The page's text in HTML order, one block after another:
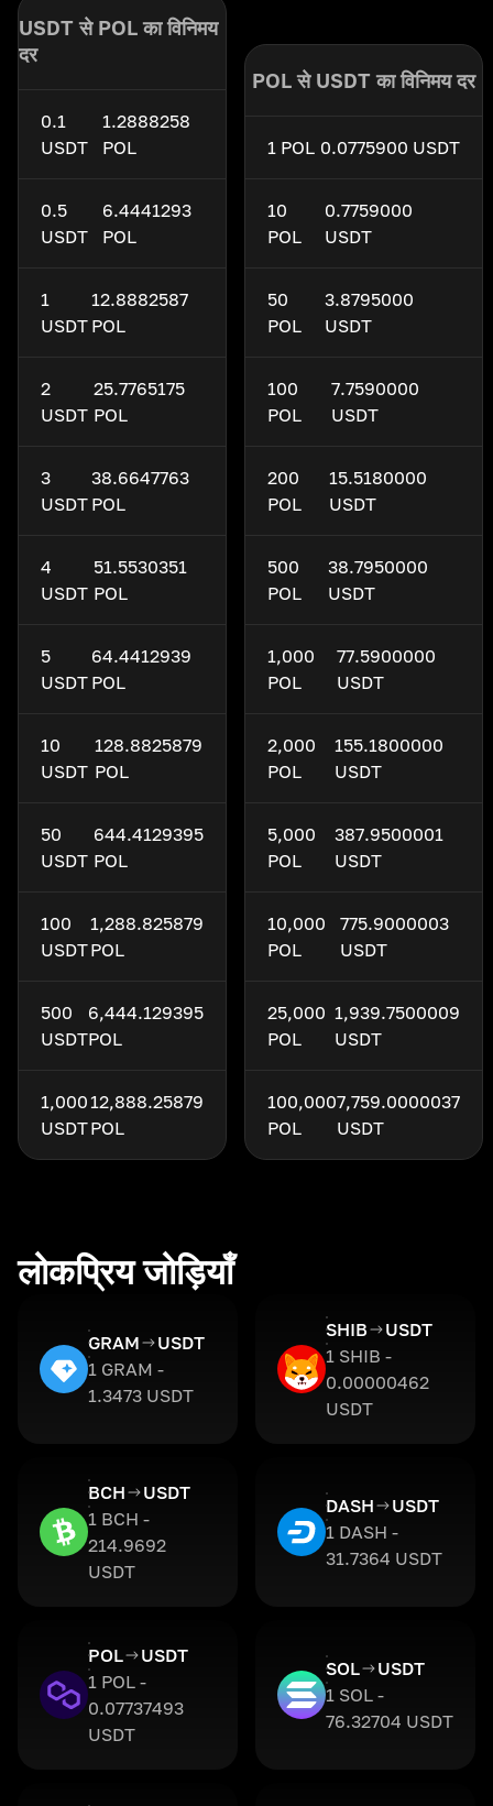
USDT से POL का विनिमय
दर
0.1
USDT
1.2888258
POL
0.5
USDT
6.4441293
POL
1
USDT
12.8882587
POL
2
USDT
25.7765175
POL
3
USDT
38.6647763
POL
4
USDT
51.5530351
POL
5
USDT
64.4412939
POL
10
USDT
128.8825879
POL
50
USDT
644.4129395
POL
100
USDT
1,288.825879
POL
500
USDT
6,444.129395
POL
1,000
USDT
12,888.25879
POL
POL से USDT का विनिमय दर
1 POL 0.0775900 USDT
10
POL
0.7759000
USDT
50
POL
3.8795000
USDT
100
POL
7.7590000
USDT
200
POL
15.5180000
USDT
500
POL
38.7950000
USDT
1,000
POL
77.5900000
USDT
2,000
POL
155.1800000
USDT
5,000
POL
387.9500001
USDT
10,000
POL
775.9000003
USDT
25,000
POL
1,939.7500009
USDT
100,000
POL
7,759.0000037
USDT
लोकप्रिय जोड़ियाँ
GRAM
USDT
1 GRAM -
1.3473 USDT
SHIB
USDT
1 SHIB -
0.00000462
USDT
BCH
USDT
1 BCH -
214.9692
USDT
DASH
USDT
1 DASH -
31.7364 USDT
POL
USDT
1 POL -
0.07737493
USDT
SOL
USDT
1 SOL -
76.32704 USDT